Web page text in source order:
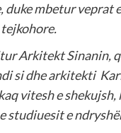
mbetur veprat
Arkitekt Sinanin,
si dhe arkitekti
vitesh e
studiuesit e